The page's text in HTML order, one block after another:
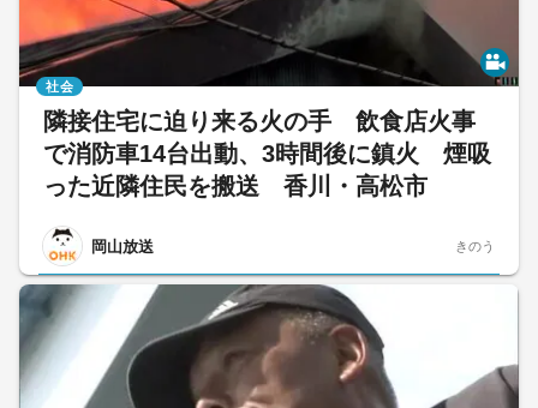
隣接住宅に迫り来る火の手 飲食店火事
で消防車14台出動、3時間後に鎮火 煙吸
った近隣住民を搬送 香川・高松市
岡山放送
社会
きのう